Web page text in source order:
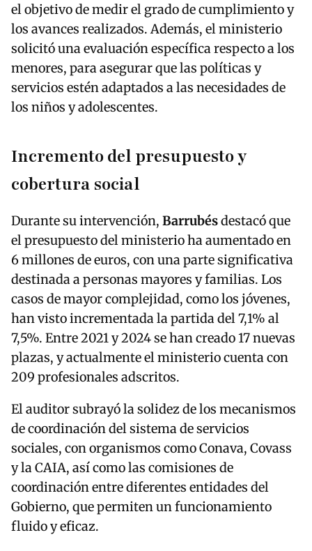
el objetivo de medir el grado de cumplimiento y
los avances realizados. Además, el ministerio
solicitó una evaluación específica respecto a los
menores, para asegurar que las políticas y
servicios estén adaptados a las necesidades de
los niños y adolescentes.
Incremento del presupuesto y
cobertura social
Durante su intervención, Barrubésdestacó que
el presupuesto del ministerio ha aumentado en
6 millones de euros, con una parte significativa
destinada a personas mayores y familias. Los
casos de mayor complejidad, como los jóvenes,
han visto incrementada la partida del 7,1% al
7,5%. Entre 2021 y 2024 se han creado 17 nuevas
plazas, y actualmente el ministerio cuenta con
209 profesionales adscritos.
El auditor subrayó la solidez de los mecanismos
de coordinación del sistema de servicios
sociales, con organismos como Conava, Covass
y la CAIA, así como las comisiones de
coordinación entre diferentes entidades del
Gobierno, que permiten un funcionamiento
fluido y eficaz.